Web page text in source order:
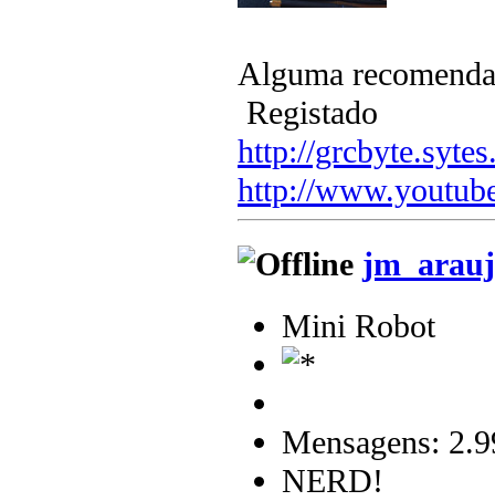
Alguma
Registado
http://
http://
Mini Robot
Mensagens:
NERD!